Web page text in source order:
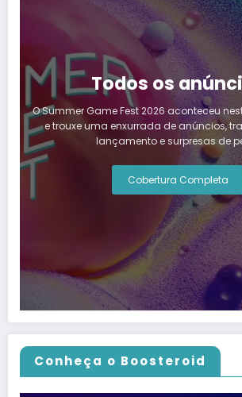
Todos os
O Summer Game Fest 2026 aconteceu
e trouxe uma enxurrada de anúncios,
lançamento e surpresas de
Cobertura Completa
Conheça o Boosteroid